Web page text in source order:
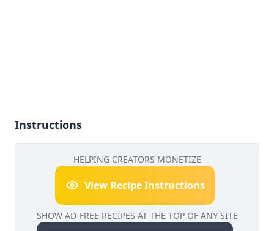
Instructions
HELPING CREATORS MONETIZE
View Recipe Instructions
SHOW AD-FREE RECIPES AT THE TOP OF ANY SITE